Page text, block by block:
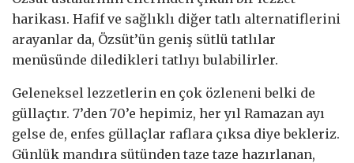
harikası. Hafif ve sağlıklı diğer tatlı alternatiflerini
arayanlar da, Özsüt’ün geniş sütlü tatlılar
menüsünde diledikleri tatlıyı bulabilirler.
Geleneksel lezzetlerin en çok özleneni belki de
güllaçtır. 7’den 70’e hepimiz, her yıl Ramazan ayı
gelse de, enfes güllaçlar raflara çıksa diye bekleriz.
Günlük mandıra sütünden taze taze hazırlanan,